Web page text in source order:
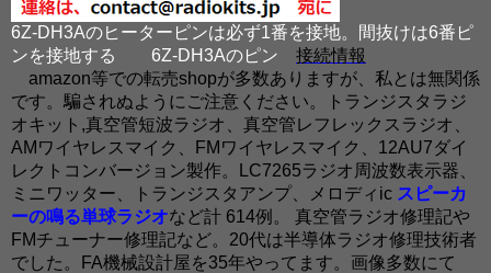
6Z-DH3Aのヒーターピンは必ず1番を接地。間抜けは6番ピ
ンを接地する
6Z-DH3Aのピン 接続情報
amazon等での転売shopが多数ありますが、私とは無関係
です。騙されぬようにご注意ください。トランジスタラジ
オキット,真空管短波ラジオ、真空管レフレックスラジオ、
AMワイヤレスマイク、FMワイヤレスマイク、12AU7ダイ
レクトコンバージョン製作。LC7265ラジオ周波数表示器、
ミニワッター、トランジスタアンプ、メロディic スピーカ
ーの鳴る単球ラジオなど計 614例。 真空管ラジオ修理記や
FMチューナー修理記など。20代は半導体ラジオ修理技術者
でした。FA機械設計屋を35年やってます。画像多数にて